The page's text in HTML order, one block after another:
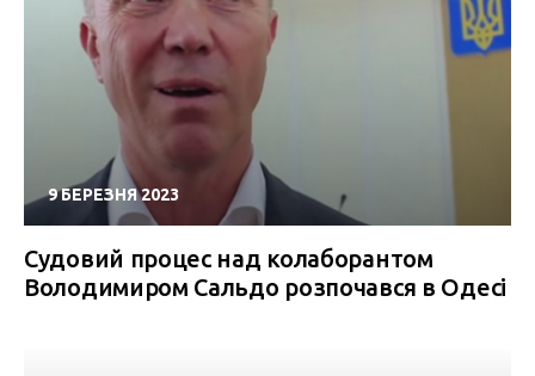
9 БЕРЕЗНЯ 2023
Судовий процес над колаборантом
Володимиром Сальдо розпочався в Одесі